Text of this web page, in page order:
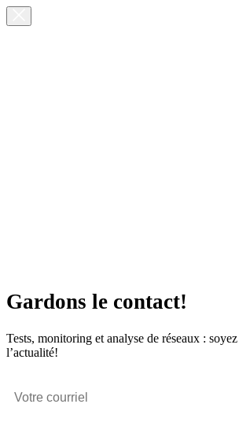
Gardons le contact!
Tests, monitoring et analyse de réseaux :
l’actualité!